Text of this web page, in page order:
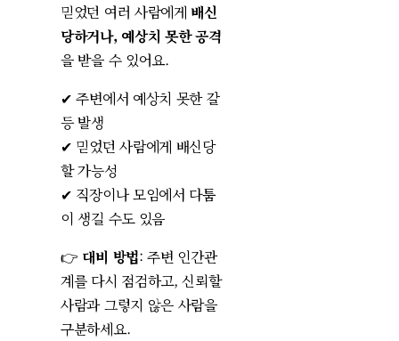
믿었던 여러 사람에게 배신
당하거나, 예상치 못한 공격
을 받을 수 있어요.
✔ 주변에서 예상치 못한 갈
등 발생
✔ 믿었던 사람에게 배신당
할 가능성
✔ 직장이나 모임에서 다툼
이 생길 수도 있음
👉 대비 방법: 주변 인간관
계를 다시 점검하고, 신뢰할
사람과 그렇지 않은 사람을
구분하세요.